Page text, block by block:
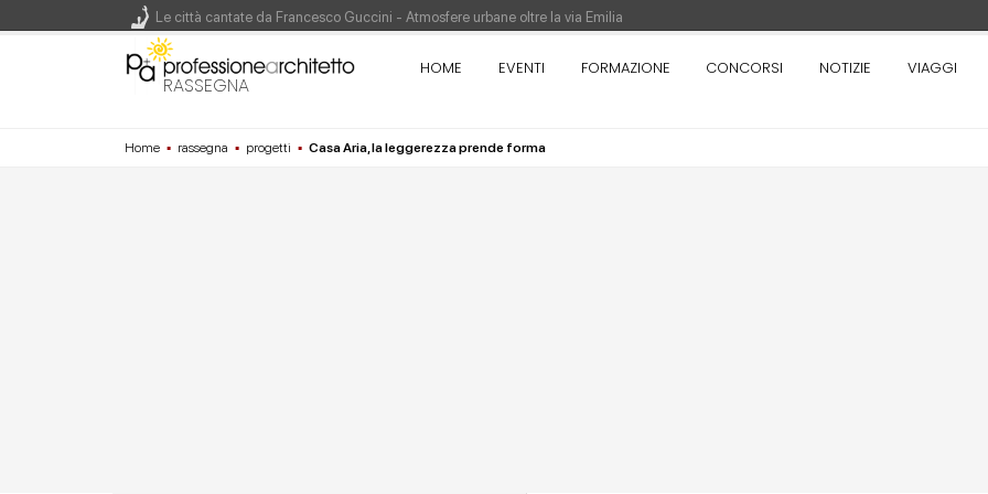
RASSEGNA
HOME EVENTI FORMAZIONE CONCORSI NOTIZIE VIAGGI
Home ▪ rassegna ▪ progetti ▪ Casa Aria, la leggerezza prende forma
Le città cantate da Francesco Guccini - Atmosfere urbane oltre la via Emilia
Renzo Piano World Tour 2026, ottava edizione in partenza. Rotta verso Ovest - Europa, Stati Uniti e Canada | 22 agosto > 30